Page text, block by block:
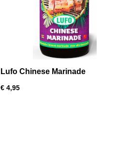
Lufo Chinese Marinade
€ 4,95